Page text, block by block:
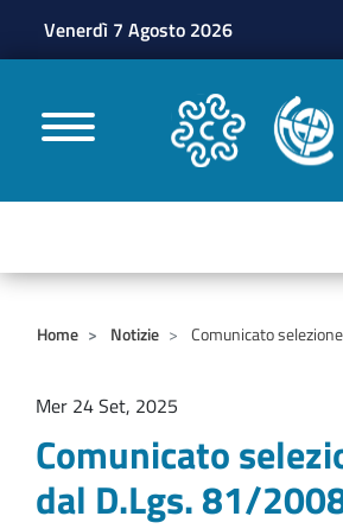
Venerdì 7 Agosto 2026
Home Notizie Comunicato
Mer 24 Set, 2025
Comunicato
dal D.Lgs. 81/